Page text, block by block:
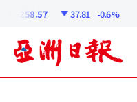
6258.57 37.81 -0.6%